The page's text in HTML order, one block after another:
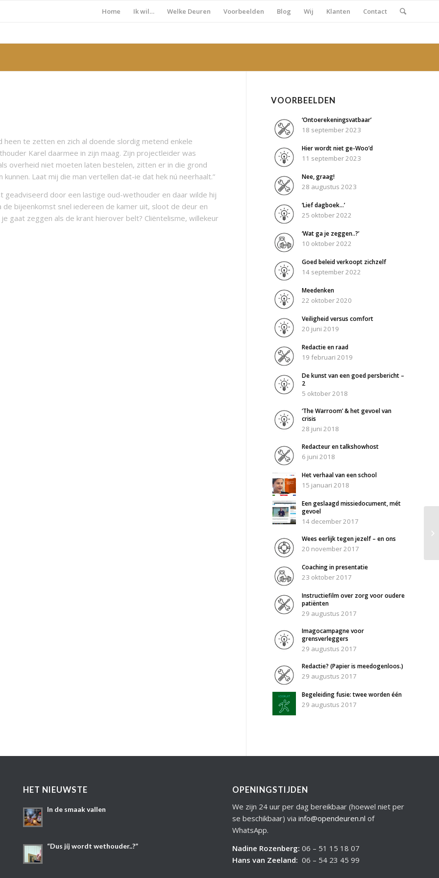
Home Ik wil… Welke Deuren Voorbeelden Blog Wij Klanten Contact
te zetten en zich al doende slordig metend enkele
Karel daarmee in zijn maag. Zijn projectleider was
overheid niet moeten laten bestelen, zitten er in die grond
Laat mij die man vertellen dat-ie dat hek nú neerhaalt.”
door een lastige oud-wethouder en daar wilde hij
bijeenkomst snel iedereen de kamer uit, sloot de deur en
gaat zeggen als de krant hierover belt? Cliëntelisme, willekeur
VOORBEELDEN
‘Ontoerekeningsvatbaar’
18 september 2023
Hier wordt niet ge-Woo’d
11 september 2023
Nee, graag!
28 augustus 2023
‘Lief dagboek…’
25 oktober 2022
‘Wat ga je zeggen..?’
10 oktober 2022
Goed beleid verkoopt zichzelf
14 september 2022
Meedenken
22 oktober 2020
Veiligheid versus comfort
20 juni 2019
Redactie en raad
19 februari 2019
De kunst van een goed persbericht –
2
5 oktober 2018
‘The Warroom’ & het gevoel van
crisis
28 juni 2018
Redacteur en talkshowhost
6 juni 2018
Het verhaal van een school
15 januari 2018
Een geslaagd missiedocument, mét
gevoel
14 december 2017
Wees eerlijk tegen jezelf – en ons
20 november 2017
Coaching in presentatie
23 oktober 2017
Instructiefilm over zorg voor oudere
patiënten
29 augustus 2017
Imagocampagne voor
grensverleggers
29 augustus 2017
Redactie? (Papier is meedogenloos.)
29 augustus 2017
Begeleiding fusie: twee worden één
29 augustus 2017
HET NIEUWSTE
In de smaak vallen
“Dus jíj wordt wethouder..?”
OPENINGSTIJDEN
We zijn 24 uur per dag bereikbaar (hoewel niet per
se beschikbaar) viainfo@opendeuren.nl of
WhatsApp.
Nadine Rozenberg:06 – 51 15 18 07
Hans van Zeeland:06 – 54 23 45 99